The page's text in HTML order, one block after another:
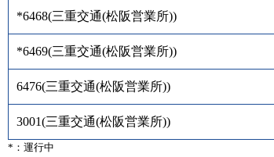
*6468(三重交通(松阪営業所))
*6469(三重交通(松阪営業所))
6476(三重交通(松阪営業所))
3001(三重交通(松阪営業所))
*：運行中